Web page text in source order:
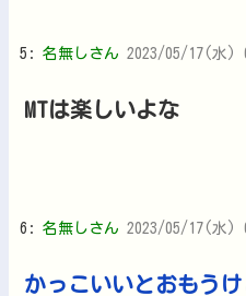
5: 名無しさん 2023/05/17(水)
MTは楽しいよな
6: 名無しさん 2023/05/17(水)
かっこいいとおもう